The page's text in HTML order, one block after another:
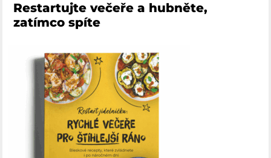
Restartujte večeře a hubněte,
zatímco spíte